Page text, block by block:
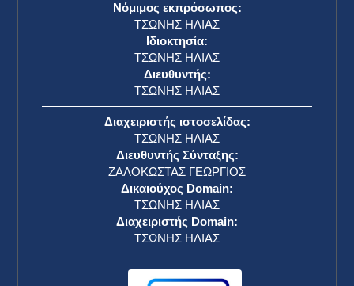
Νόμιμος εκπρόσωπος:
ΤΣΩΝΗΣ ΗΛΙΑΣ
Ιδιοκτησία:
ΤΣΩΝΗΣ ΗΛΙΑΣ
Διευθυντής:
ΤΣΩΝΗΣ ΗΛΙΑΣ
Διαχειριστής ιστοσελίδας:
ΤΣΩΝΗΣ ΗΛΙΑΣ
Διευθυντής Σύνταξης:
ΖΑΛΟΚΩΣΤΑΣ ΓΕΩΡΓΙΟΣ
Δικαιούχος Domain:
ΤΣΩΝΗΣ ΗΛΙΑΣ
Διαχειριστής Domain:
ΤΣΩΝΗΣ ΗΛΙΑΣ